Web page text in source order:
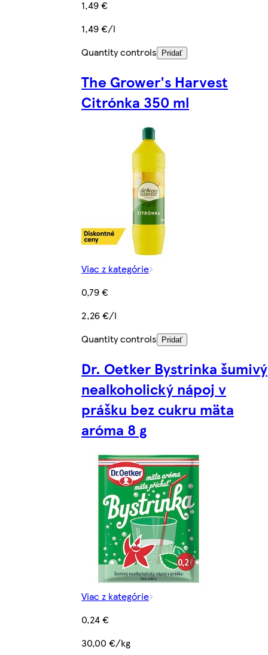
1,49 €
1,49 €/l
Quantity controls
Pridať
The Grower's Harvest
Citrónka 350 ml
Viac z kategórie
0,79 €
2,26 €/l
Quantity controls
Pridať
Dr. Oetker Bystrinka šumivý
nealkoholický nápoj v
prášku bez cukru mäta
aróma 8 g
Viac z kategórie
0,24 €
30,00 €/kg